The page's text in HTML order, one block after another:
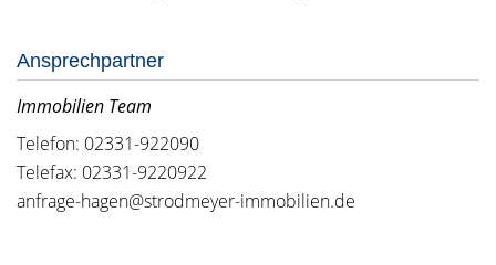
Ansprechpartner
Immobilien Team
Telefon: 02331-922090
Telefax: 02331-9220922
anfrage-hagen@strodmeyer-immobilien.de